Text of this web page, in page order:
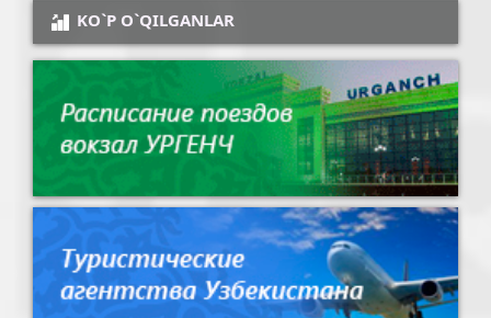
KO`P O`QILGANLAR